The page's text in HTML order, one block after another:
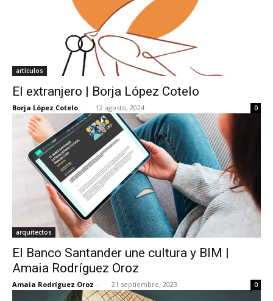
artículos
El extranjero | Borja López Cotelo
Borja López Cotelo - 12 agosto, 2024 0
arquitectos
El Banco Santander une cultura y BIM |
Amaia Rodríguez Oroz
Amaia Rodríguez Oroz - 21 septiembre, 2023 0